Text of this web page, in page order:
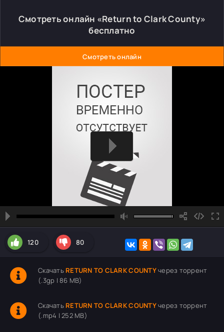
Смотреть онлайн «Return to Clark County»
бесплатно
Смотреть онлайн
120 80
Скачать RETURN TO CLARK COUNTYчерез торрент
(.3gp | 86 MB)
Скачать RETURN TO CLARK COUNTYчерез торрент
(.mp4 | 252 MB)